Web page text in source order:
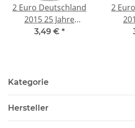
2 Euro Deutschland
2015 25 Jahre
Deutsche Einheit Mz.
3,49 € *
2
Kategorie
Hersteller